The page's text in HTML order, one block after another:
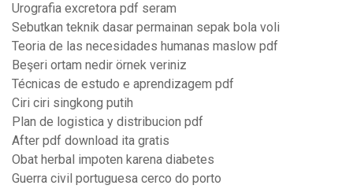
Urografia excretora pdf seram
Sebutkan teknik dasar permainan sepak bola voli
Teoria de las necesidades humanas maslow pdf
Beşeri ortam nedir örnek veriniz
Técnicas de estudo e aprendizagem pdf
Ciri ciri singkong putih
Plan de logistica y distribucion pdf
After pdf download ita gratis
Obat herbal impoten karena diabetes
Guerra civil portuguesa cerco do porto